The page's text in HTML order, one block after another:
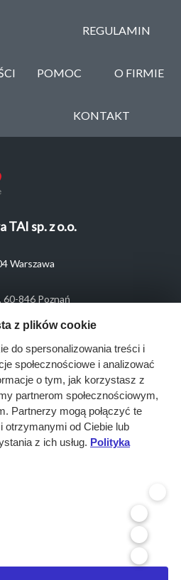
REGULAMIN
POMOC O FIRMIE
KONTAKT
TAI sp. z o.o.
Warszawa
846 Poznań
z plików cookie
do spersonalizowania treści i
społecznościowe i analizować
o tym, jak korzystasz z
partnerom społecznościowym,
Partnerzy mogą połączyć te
otrzymanymi od Ciebie lub
z ich usług. Polityka